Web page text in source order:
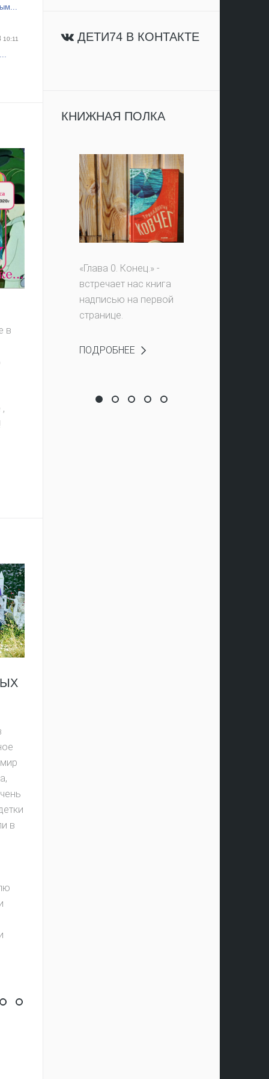
10:11
в
как в сказке"
ночник!
ОТЗЫВ - ВЫИГРАЙ ПРИЗ!
в
Мыльных Пузырей
цыплят по осени считают
#шокоlive
почтальона
Самый дружный класс
Первые победы
ДЕТИ74 В КОНТАКТЕ
КНИЖНАЯ ПОЛКА
«Глава 0. Конец.» -
встречает нас книга
надписью на первой
странице.
ПОДРОБНЕЕ
Тысяча лет вне Земли
История в листьях
Лапка кролика на удачу
Кому рождественской
Ты нашла другой